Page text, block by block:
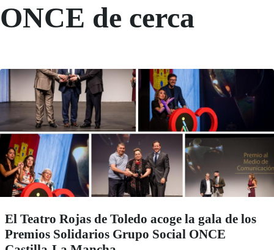
ONCE de cerca
El Teatro Rojas de Toledo acoge la gala de los
Premios Solidarios Grupo Social ONCE